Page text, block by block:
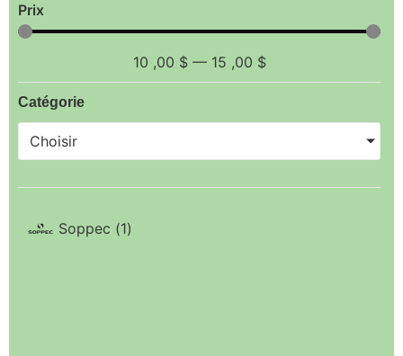
Prix
10 ,00 $— 15 ,00 $
Catégorie
Choisir
Soppec (1)